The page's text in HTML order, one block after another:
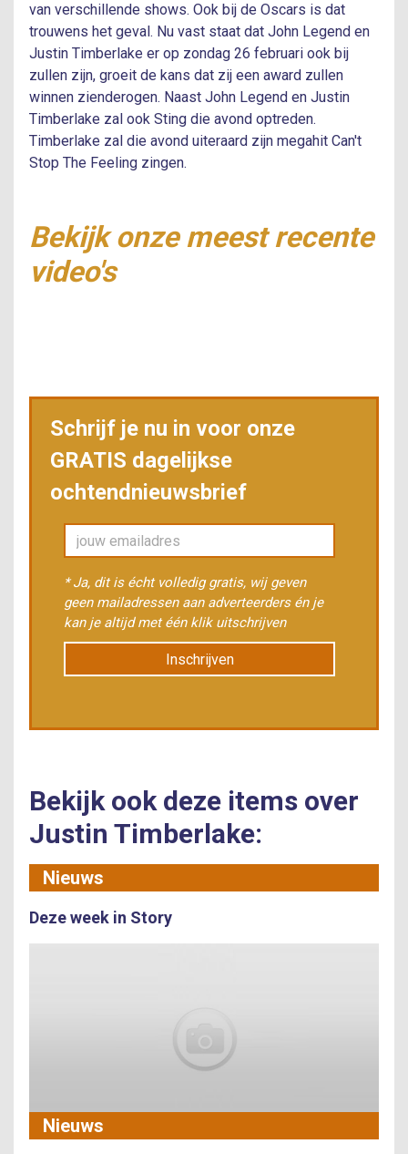
van verschillende shows. Ook bij de Oscars is dat
trouwens het geval. Nu vast staat dat John Legend en
Justin Timberlake er op zondag 26 februari ook bij
zullen zijn, groeit de kans dat zij een award zullen
winnen zienderogen. Naast John Legend en Justin
Timberlake zal ook Sting die avond optreden.
Timberlake zal die avond uiteraard zijn megahit Can't
Stop The Feeling zingen.
Bekijk onze meest recente
video's
Schrijf je nu in voor onze
GRATIS dagelijkse
ochtendnieuwsbrief
* Ja, dit is écht volledig gratis, wij geven
geen mailadressen aan adverteerders én je
kan je altijd met één klik uitschrijven
Inschrijven
Bekijk ook deze items over
Justin Timberlake:
Nieuws
Deze week in Story
Nieuws